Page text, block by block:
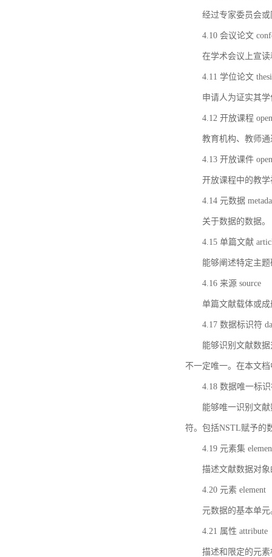
经过专家委员会
4.10 会议论文
在学术会议上宣
4.11 学位论文
申请人为证实其
4.12 开放课程
教育机构、教师
4.13 开放课件
开放课程中的教
4.14 元数据
关于数据的数据。
4.15 单篇文献
能够阐述特定主
4.16 来源 source
单篇文献载体或
4.17 数据标识符
能够识别文献数
不一定唯一。在本文
4.18 数据唯一标
能够唯一识别文
符。包括NSTL赋予的
4.19 元素集
描述文献数据对
4.20 元素 element
元数据的基本单元
4.21 属性 attribute
描述和限定的元